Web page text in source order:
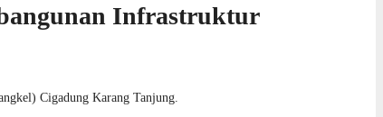
Infrastruktur
Cigadung Karang Tanjung.